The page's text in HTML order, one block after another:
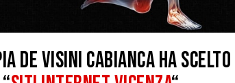
DE VISINI CABIANCA HA SCELTO